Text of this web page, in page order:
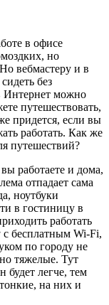
в офисе
но
вебмастеру и в
без
Интернет можно
путешествовать,
придется, если вы
работать. Как же
путешествий?
работаете и дома,
отпадает сама
ноутбуки
в гостиницу в
работать
с бесплатным Wi-Fi,
по городу не
тяжелые. Тут
будет легче, тем
на них и